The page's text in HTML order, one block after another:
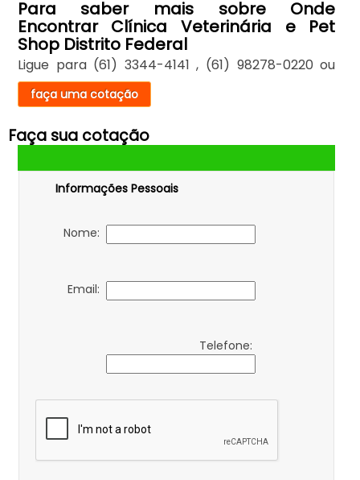
Para saber mais sobre Onde
Encontrar Clínica Veterinária e Pet
Shop Distrito Federal
Ligue para (61) 3344-4141 , (61) 98278-0220 ou
faça uma cotação
Faça sua cotação
Informações Pessoais
Nome:
Email:
Telefone: